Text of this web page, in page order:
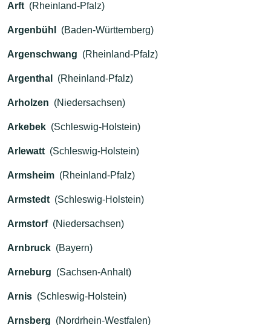
Arft (Rheinland-Pfalz)
Argenbühl (Baden-Württemberg)
Argenschwang (Rheinland-Pfalz)
Argenthal (Rheinland-Pfalz)
Arholzen (Niedersachsen)
Arkebek (Schleswig-Holstein)
Arlewatt (Schleswig-Holstein)
Armsheim (Rheinland-Pfalz)
Armstedt (Schleswig-Holstein)
Armstorf (Niedersachsen)
Arnbruck (Bayern)
Arneburg (Sachsen-Anhalt)
Arnis (Schleswig-Holstein)
Arnsberg (Nordrhein-Westfalen)